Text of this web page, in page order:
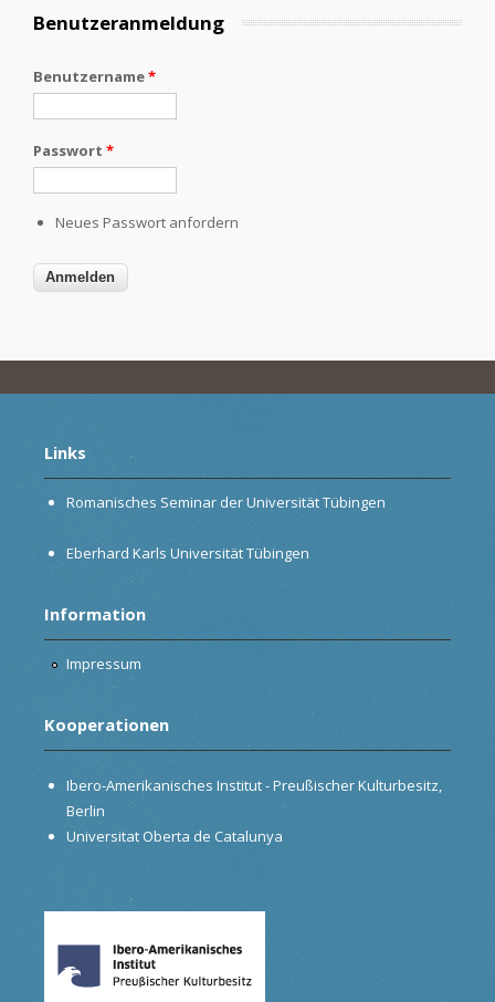
Benutzeranmeldung
Benutzername*
Passwort *
Neues Passwort anfordern
Links
Romanisches Seminar der Universität Tübingen
Eberhard Karls Universität Tübingen
Information
Impressum
Kooperationen
Ibero-Amerikanisches Institut - Preußischer Kulturbesitz,
Berlin
Universitat Oberta de Catalunya